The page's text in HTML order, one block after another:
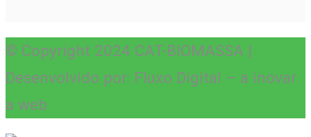
© Copyright 2024 CAT-BIOMASSA |
Desenvolvido por: Fluxo Digital – a inovar
a web